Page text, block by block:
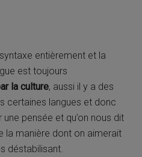
entièrement et la
est toujours
la culture, aussi il y a des
certaines langues et donc
pensée et qu’on nous dit
la manière dont on aimerait
déstabilisant.